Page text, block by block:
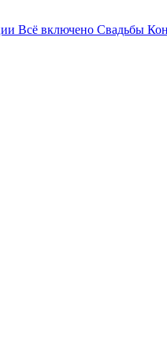
Всё включено Свадьбы